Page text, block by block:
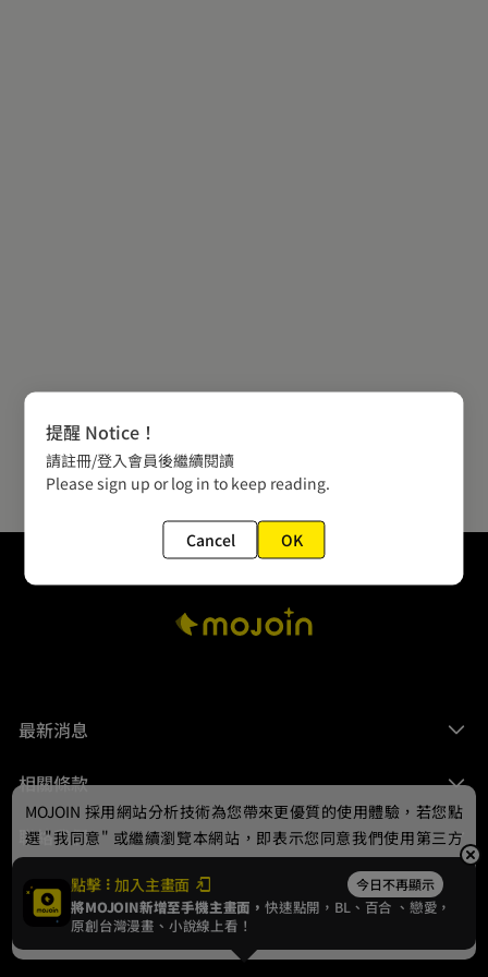
最新消息
相關條款
聯絡我們
© 2024 gamania Digital Entertainment Co., Ltd.
點擊 加入主畫面 今日不再顯示
將MOJOIN新增至手機主畫面，快速點開，BL、 百合 、戀愛，
原創台灣漫畫、小說線上看！
MOJOIN 採用網站分析技術為您帶來更優質的使用體驗，若您點
選 "我同意" 或繼續瀏覽本網站，即表示您同意我們使用第三方
Cookie，欲瞭解更多資訊請見隱私權政策。
我同意
提醒 Notice！
請註冊/登入會員後繼續閱讀
Please sign up or log in to keep reading.
Cancel OK